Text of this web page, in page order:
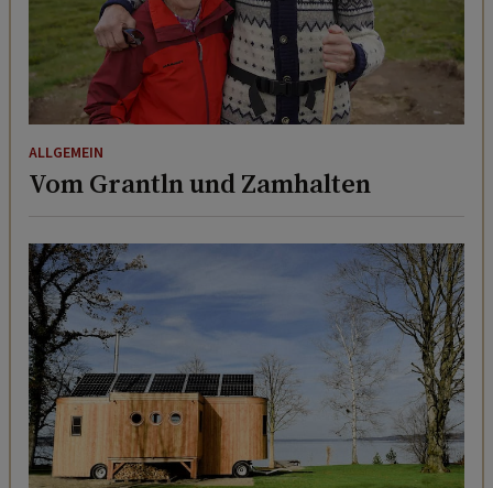
ALLGEMEIN
Vom Grantln und Zamhalten